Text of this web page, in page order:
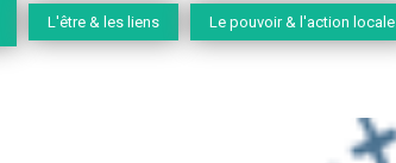
L'être & les liens Le pouvoir & l'action locale